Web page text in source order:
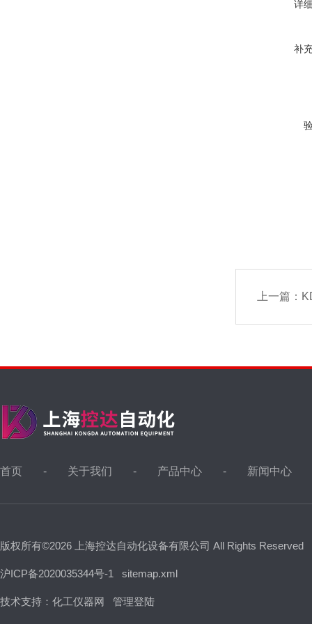
详
补
上一篇：
首页 关于我们 产品中心 新闻中心
版权所有©2026 上海控达自动化设备有限公司 All Rights Reserved
沪ICP备2020035344号-1 sitemap.xml
技术支持： 化工仪器网 管理登陆